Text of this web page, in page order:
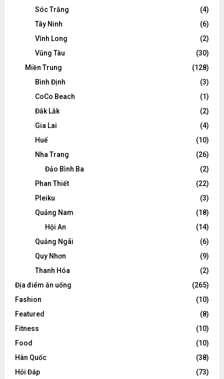
Sóc Trăng
(4)
Tây Ninh
(6)
Vĩnh Long
(2)
Vũng Tàu
(30)
Miền Trung
(128)
Bình Định
(3)
CoCo Beach
(1)
Đắk Lắk
(2)
Gia Lai
(4)
Huế
(10)
Nha Trang
(26)
Đảo Bình Ba
(2)
Phan Thiết
(22)
Pleiku
(3)
Quảng Nam
(18)
Hội An
(14)
Quảng Ngãi
(6)
Quy Nhơn
(9)
Thanh Hóa
(2)
Địa điểm ăn uống
(265)
Fashion
(10)
Featured
(8)
Fitness
(10)
Food
(10)
Hàn Quốc
(38)
Hỏi Đáp
(73)